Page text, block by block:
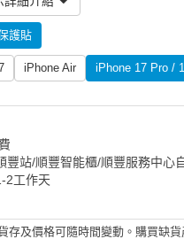
護貼
iPhone Air iPhone 17 Pro /
豐站/順豐智能櫃/順豐服務中心
2工作天
存及價格可隨時間變動。購買缺貨